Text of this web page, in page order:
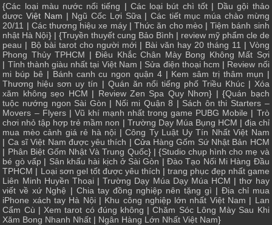
{Các loại màu nước nổi tiếng | Các loại bút chì tốt| Dầu gội thảo
dược Việt Nam | Ngũ Cốc Lợi Sữa | Các tiết mục múa chào mừng
20/11 | Các thương hiệu xe máy|Thức ăn cho mèo|Tiệm bánh sinh
nhật Hà Nội} | {Truyền thuyết cung Bảo Bình | review mỹ phẩm cle de
peau | Bộ bài tarot cho người mới| Bài văn hay 20 tháng 11 | Vòng
Phong Thủy TPHCM |Điêu Khắc Chân Mày Bong Không Mất Sợi
| Tỉnh thành giàu nhất tại Việt Nam | Sửa điện thoại hcm | Review nối
mi búp bê | Bánh canh cu ngon quận 4| Kem sâm trị thâm mụn |
Thương hiệu sơn uy tín | Quán ăn nổi tiếng phố Triều Khúc| Xóa
xăm không sẹo HCM | Review Zen Spa Quy Nhơn} | {Quán bạch
tuộc nướng ngon Sài Gòn | Nối mi Quận 8 | Sách ôn thi Starters –
Movers – Flyers| Vũ khí mạnh nhất trong game PUBG Mobile | Trò
chơi nhỏ tập hợp trẻ mầm non | Trường Dạy Múa Bụng HCM | địa chỉ
mua mèo cảnh giá rẻ hà nội |Công Ty Luật Uy Tín Nhất Việt Nam
| Ca sĩ Việt Nam được yêu thích | Cửa Hàng Gốm Sứ Nhật Bản HCM
| Phân Biệt Gốm Nhật Và Trung Quốc} | {Studio chụp hình cho mẹ và
bé gò vấp | Sân khấu hài kịch ở Sài Gòn |Đào Tạo Nối Mi Hàng Đầu
TPHCM | Loại sơn gel tốt được yêu thích | trang phục đẹp nhất game
Liên Minh Huyền Thoại|Trường Dạy Múa Dạy Múa HCM |thơ hay
viết về xứ Nghệ | Chia tay đồng nghiệp nên tặng gì | Địa chỉ mua
iPhone xách tay Hà Nội| Khu công nghiệp lớn nhất Việt Nam | Lan
Cẩm Cù | Xem tarot có đúng không |Chăm Sóc Lông Mày Sau Khi
Xăm Bong Nhanh Nhất | Ngân Hàng Lớn Nhất Việt Nam}